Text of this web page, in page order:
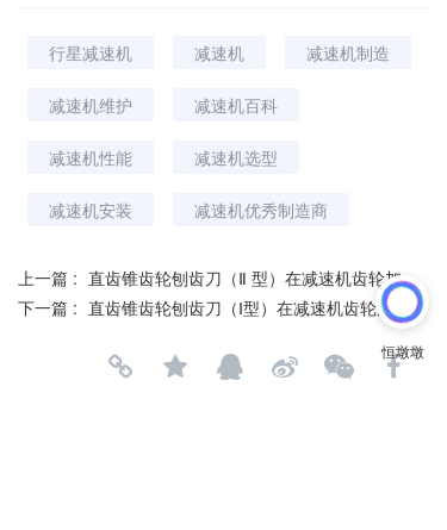
行星减速机 减速机 减速机制造
减速机维护 减速机百科
减速机性能 减速机选型
减速机安装 减速机优秀制造商
上一篇 : 直齿锥齿轮刨齿刀（Ⅱ 型）在减速机齿轮加工中的应用
下一篇 : 直齿锥齿轮刨齿刀（Ⅰ型）在减速机齿轮加工中的应用